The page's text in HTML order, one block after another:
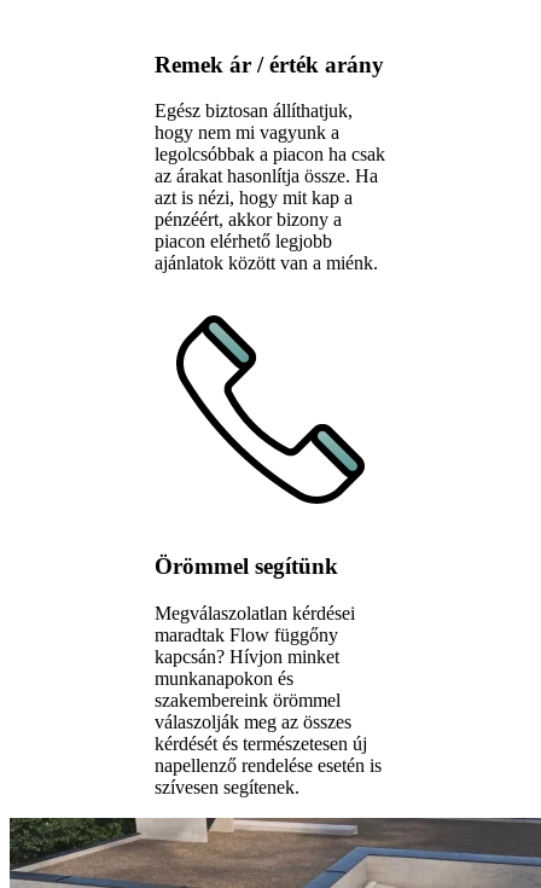
Remek ár / érték arány
Egész biztosan állíthatjuk,
hogy nem mi vagyunk a
legolcsóbbak a piacon ha csak
az árakat hasonlítja össze. Ha
azt is nézi, hogy mit kap a
pénzéért, akkor bizony a
piacon elérhető legjobb
ajánlatok között van a miénk.
Örömmel segítünk
Megválaszolatlan kérdései
maradtak Flow függőny
kapcsán? Hívjon minket
munkanapokon és
szakembereink örömmel
válaszolják meg az összes
kérdését és természetesen új
napellenző rendelése esetén is
szívesen segítenek.